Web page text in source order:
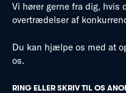
Vi hører gerne fra dig, hvis
overtrædelser af
Du kan hjælpe os med at
os.
RING ELLER SKRIV TIL OS